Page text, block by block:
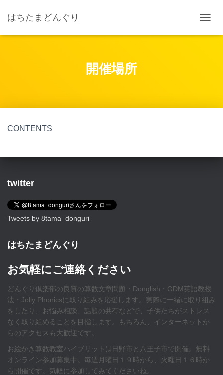
はちたまどんぐり
ビ
開催場所
CONTENTS
twitter
Tweets by 8tama_donguri
はちたまどんぐり
お気軽にご連絡ください
どんぐり倶楽部の良質の算数文章問題・Donglish・GDM英語教授
法・Jolly Phonicsに取り組みを応援します。実際に一緒に取り組み
をしたり、お悩み相談、話題の共有などで、子供たちがストレス
なく取り組めることを目指します。もちろん、インターネットか
らのアクセスも大歓迎です。
お絵かき算数教室ハイブリットは日野市と八王子市で開催。無料
オンライン参加募集中。毎週月曜日１９時から、火曜日１６時か
ら開催です。気軽に参加してみてくださいね。